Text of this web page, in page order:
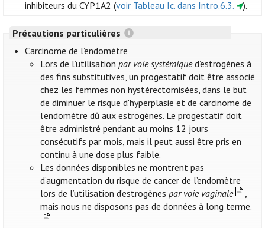
inhibiteurs du CYP1A2 (voir Tableau Ic. dans Intro.6.3. ).
Précautions particulières
Carcinome de l’endomètre
Lors de l’utilisationpar voie systémiqued’estrogènes à
des fins substitutives, un progestatif doit être associé
chez les femmes non hystérectomisées, dans le but
de diminuer le risque d'hyperplasie et de carcinome de
l'endomètre dû aux estrogènes. Le progestatif doit
être administré pendant au moins 12 jours
consécutifs par mois, mais il peut aussi être pris en
continu à une dose plus faible.
Les données disponibles ne montrent pas
d’augmentation du risque de cancer de l’endomètre
lors de l’utilisation d’estrogènespar voie vaginale
,
mais nous ne disposons pas de données à long terme.